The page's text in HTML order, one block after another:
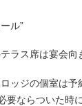
ル”
ラス席は宴会向
ッジの個室は予
要ならついた時